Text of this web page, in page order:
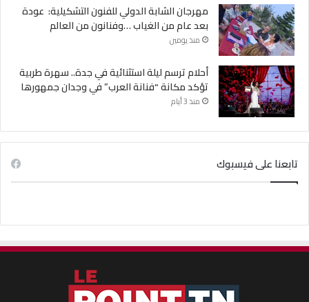
مهرجان الشابة الدولي للفنون التشكيلية: عودة
بعد عام من الغياب …وفنانون من العالم
منذ يومين
أحلام ترسم ليلة استثنائية في جدة.. سهرة طربية
تؤكد مكانة “فنانة العرب” في وجدان جمهورها
منذ 3 أيام
تابعنا على فيسبوك